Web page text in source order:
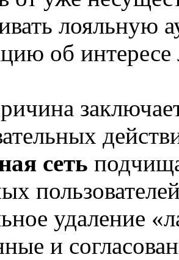
лояльную
об интересе
сеть
удаление
и